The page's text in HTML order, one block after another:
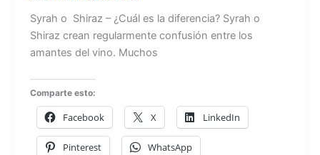
Syrah o Shiraz – ¿Cuál es la diferencia? Syrah o
Shiraz crean regularmente confusión entre los
amantes del vino. Muchos
Comparte esto:
Facebook X LinkedIn
Pinterest WhatsApp